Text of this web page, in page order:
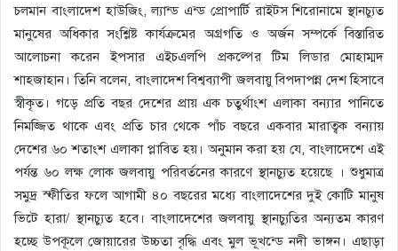
চলমান বাংলাদেশ হাউজিং, ল্যান্ড এন্ড প্রোপার্টি রাইটস শিরোনামে স্থানচ্যুত
মানুষের অধিকার সংশ্লিষ্ট কার্যক্রমের অগ্রগতি ও অর্জন সম্পর্কে বিস্তারিত
আলোচনা করেন ইপসার এইচএলপি প্রকল্পের টিম লিডার মোহাম্মদ
শাহজাহান। তিনি বলেন, বাংলাদেশ বিশ্বব্যাপী জলবায়ু বিপদাপন্ন দেশ হিসাবে
স্বীকৃত। গড়ে প্রতি বছর দেশের প্রায় এক চতুর্থাংশ এলাকা বন্যার পানিতে
নিমজ্জিত থাকে এবং প্রতি চার থেকে পাঁচ বছরে একবার মারাত্বক বন্যায়
দেশের ৬০ শতাংশ এলাকা প্লাবিত হয়। অনুমান করা হয় যে, বাংলাদেশে এই
পর্যন্ত ৬০ লক্ষ লোক জলবায়ু পরিবর্তনের কারণে স্থানচ্যুত হয়েছে । শুধুমাত্র
সমুদ্র স্ফীতির ফলে আগামী ৪০ বছরের মধ্যে বাংলাদেশের দুই কোটি মানুষ
ভিটে হারা/ স্থানচ্যুত হবে। বাংলাদেশের জলবায়ু স্থানচ্যুতির অন্যতম কারণ
হচ্ছে উপকূলে জোয়ারের উচ্চতা বৃদ্ধি এবং মুল ভূখন্ডে নদী ভাঙ্গন। এছাড়া